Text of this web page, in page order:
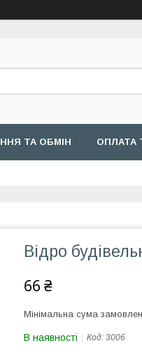
ТА ОБМІН ОПЛАТА
Відро
66 ₴
Мінімальна сума
В наявності Код: 3006